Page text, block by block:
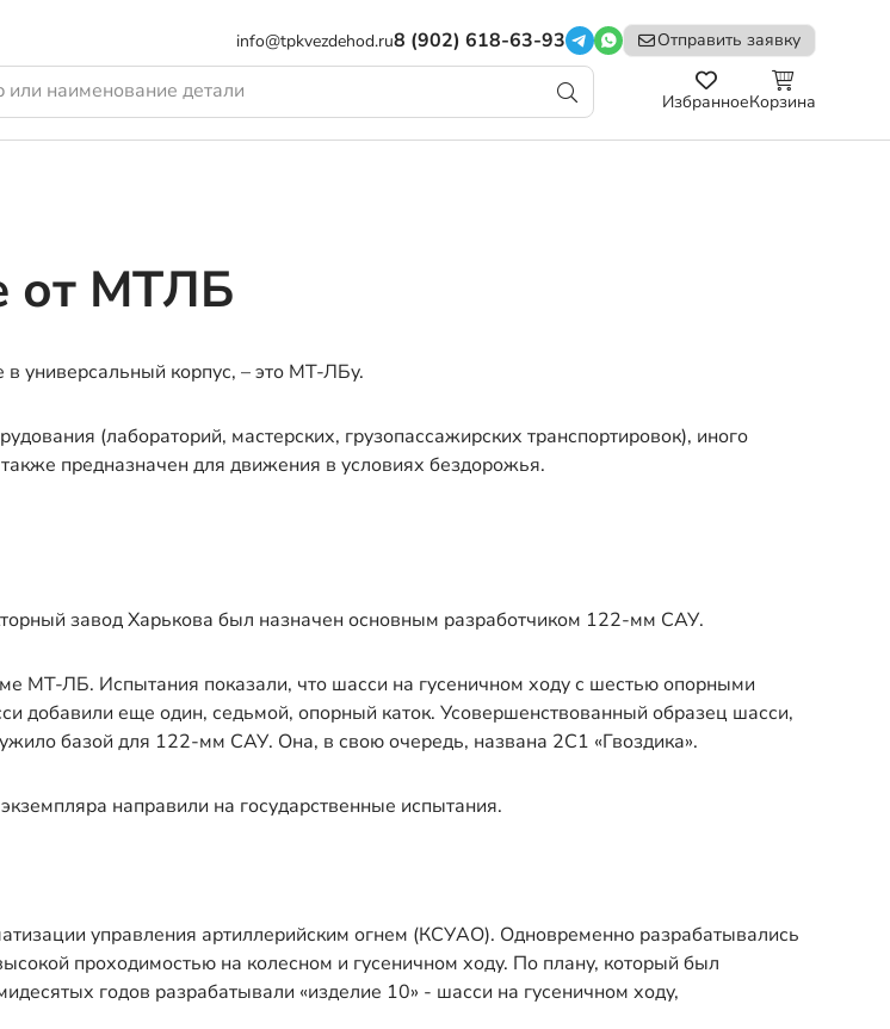
info@tpkvezdehod.ru8 (902) 618-63-93 Отправить заявку
ИзбранноеКорзина
от МТЛБ
универсальный корпус, – это МТ-ЛБу.
(лабораторий, мастерских, грузопассажирских транспортировок), иного
предназначен для движения в условиях бездорожья.
завод Харькова был назначен основным разработчиком 122-мм САУ.
МТ-ЛБ. Испытания показали, что шасси на гусеничном ходу с шестью опорными
добавили еще один, седьмой, опорный каток. Усовершенствованный образец шасси,
базой для 122-мм САУ. Она, в свою очередь, названа 2С1 «Гвоздика».
направили на государственные испытания.
управления артиллерийским огнем (КСУАО). Одновременно разрабатывались
проходимостью на колесном и гусеничном ходу. По плану, который был
годов разрабатывали «изделие 10» - шасси на гусеничном ходу,